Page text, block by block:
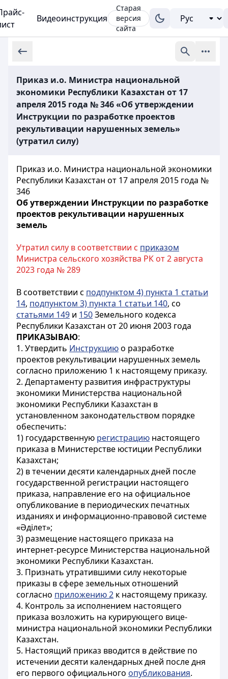
Видеоинструкция
Старая
версия
сайта
Приказ и.о. Министра национальной
экономики Республики Казахстан от 17
апреля 2015 года № 346 «Об утверждении
Инструкции по разработке проектов
рекультивации нарушенных земель»
(утратил силу)
Приказ и.о. Министра национальной экономики
Республики Казахстан от 17 апреля 2015 года №
346
Об утверждении Инструкции по разработке
проектов рекультивации нарушенных
земель
Утратил силу в соответствии с приказом
Министра сельского хозяйства РК от 2 августа
2023 года № 289
В соответствии с подпунктом 4) пункта 1 статьи
14, подпунктом 3) пункта 1 статьи 140, со
статьями 149 и 150Земельного кодекса
Республики Казахстан от 20 июня 2003 года
ПРИКАЗЫВАЮ:
1. Утвердить Инструкциюо разработке
проектов рекультивации нарушенных земель
согласно приложению 1 к настоящему приказу.
2. Департаменту развития инфраструктуры
экономики Министерства национальной
экономики Республики Казахстан в
установленном законодательством порядке
обеспечить:
1) государственную регистрацию настоящего
приказа в Министерстве юстиции Республики
Казахстан;
2) в течении десяти календарных дней после
государственной регистрации настоящего
приказа, направление его на официальное
опубликование в периодических печатных
изданиях и информационно-правовой системе
«Әділет»;
3) размещение настоящего приказа на
интернет-ресурсе Министерства национальной
экономики Республики Казахстан.
3. Признать утратившими силу некоторые
приказы в сфере земельных отношений
согласно приложению 2 к настоящему приказу.
4. Контроль за исполнением настоящего
приказа возложить на курирующего вице-
министра национальной экономики Республики
Казахстан.
5. Настоящий приказ вводится в действие по
истечении десяти календарных дней после дня
его первого официального опубликования.